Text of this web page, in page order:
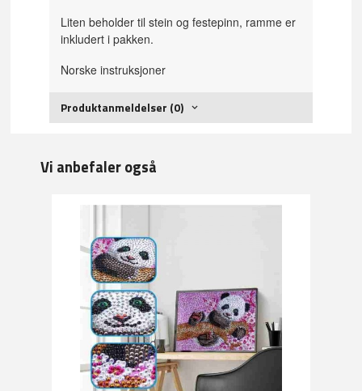
Liten beholder til stein og festepinn, ramme er
inkludert i pakken.
Norske instruksjoner
Produktanmeldelser (0)
Vi anbefaler også